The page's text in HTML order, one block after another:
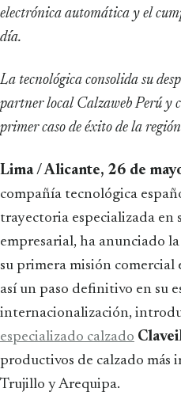
electrónica automática y el
día.
La tecnológica consolida su
partner local Calzaweb Perú y
primer caso de éxito de la
Lima / Alicante, 26 de
compañía tecnológica
trayectoria especializada en
empresarial, ha anunciado
su primera misión comercial
así un paso definitivo en su
internacionalización,
especializado calzado
productivos de calzado más
Trujillo y Arequipa.